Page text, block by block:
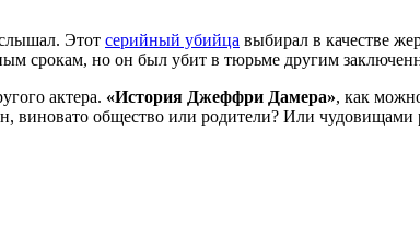
Этот серийный убийца выбирал в качестве
срокам, но он был убит в тюрьме другим
актера. «История Джеффри Дамера», как
виновато общество или родители? Или чудовищами